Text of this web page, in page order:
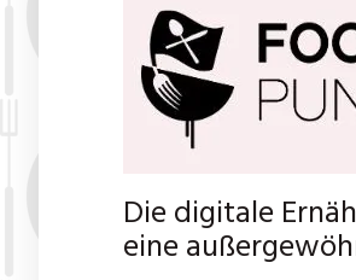
Die digitale
eine